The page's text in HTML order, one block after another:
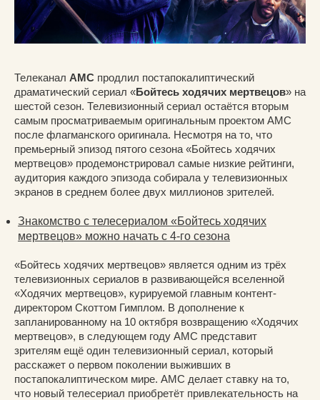
Телеканал AMC продлил постапокалиптический
драматический сериал «Бойтесь ходячих мертвецов» на
шестой сезон. Телевизионный сериал остаётся вторым
самым просматриваемым оригинальным проектом AMC
после флагманского оригинала. Несмотря на то, что
премьерный эпизод пятого сезона «Бойтесь ходячих
мертвецов» продемонстрировал самые низкие рейтинги,
аудитория каждого эпизода собирала у телевизионных
экранов в среднем более двух миллионов зрителей.
Знакомство с телесериалом «Бойтесь ходячих
мертвецов» можно начать с 4-го сезона
«Бойтесь ходячих мертвецов» является одним из трёх
телевизионных сериалов в развивающейся вселенной
«Ходячих мертвецов», курируемой главным контент-
директором Скоттом Гимплом. В дополнение к
запланированному на 10 октября возвращению «Ходячих
мертвецов», в следующем году AMC представит
зрителям ещё один телевизионный сериал, который
расскажет о первом поколении выживших в
постапокалиптическом мире. AMC делает ставку на то,
что новый телесериал приобретёт привлекательность на